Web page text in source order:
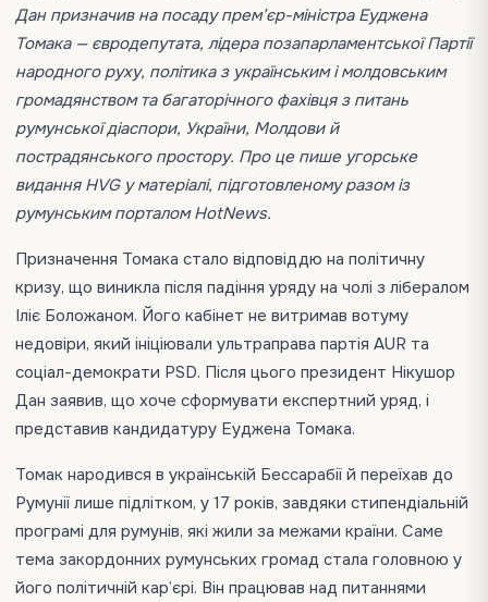
Дан призначив на посаду прем’єр-міністра Еуджена
Томака — євродепутата, лідера позапарламентської Партії
народного руху, політика з українським і молдовським
громадянством та багаторічного фахівця з питань
румунської діаспори, України, Молдови й
пострадянського простору. Про це пише угорське
видання HVG у матеріалі, підготовленому разом із
румунським порталом HotNews.
Призначення Томака стало відповіддю на політичну
кризу, що виникла після падіння уряду на чолі з лібералом
Іліє Боложаном. Його кабінет не витримав вотуму
недовіри, який ініціювали ультраправа партія AUR та
соціал-демократи PSD. Після цього президент Нікушор
Дан заявив, що хоче сформувати експертний уряд, і
представив кандидатуру Еуджена Томака.
Томак народився в українській Бессарабії й переїхав до
Румунії лише підлітком, у 17 років, завдяки стипендіальній
програмі для румунів, які жили за межами країни. Саме
тема закордонних румунських громад стала головною у
його політичній кар’єрі. Він працював над питаннями